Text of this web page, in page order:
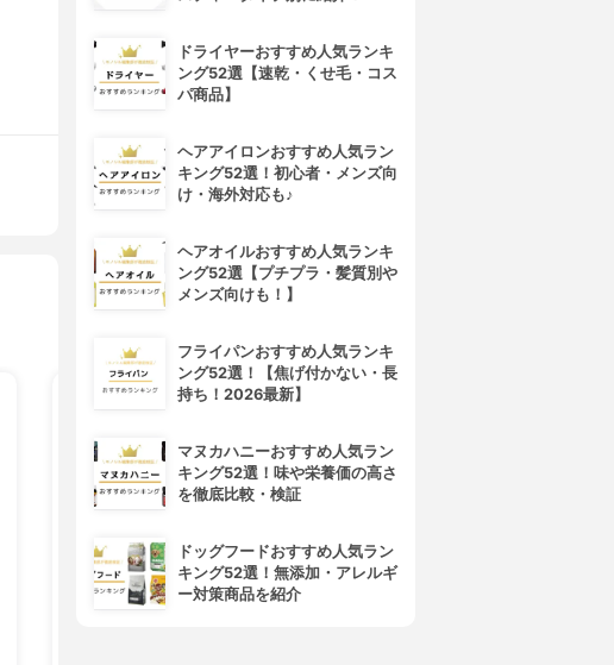
ドライヤーおすすめ人気ランキ
ング52選【速乾・くせ毛・コス
パ商品】
ヘアアイロンおすすめ人気ラン
キング52選！初心者・メンズ向
け・海外対応も♪
ヘアオイルおすすめ人気ランキ
ング52選【プチプラ・髪質別や
メンズ向けも！】
フライパンおすすめ人気ランキ
ング52選！【焦げ付かない・長
持ち！2026最新】
マヌカハニーおすすめ人気ラン
キング52選！味や栄養価の高さ
を徹底比較・検証
ドッグフードおすすめ人気ラン
キング52選！無添加・アレルギ
ー対策商品を紹介